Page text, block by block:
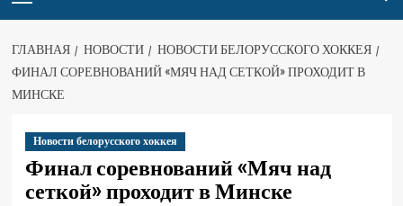
ГЛАВНАЯ НОВОСТИ
НОВОСТИ БЕЛОРУССКОГО ХОККЕЯ
ФИНАЛ СОРЕВНОВАНИЙ «МЯЧ НАД СЕТКОЙ» ПРОХОДИТ В
МИНСКЕ
Новости белорусского хоккея
Финал соревнований «Мяч над
сеткой» проходит в Минске